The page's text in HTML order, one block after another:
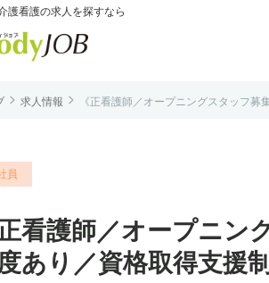
護看護の求人を探すなら
は
 求人情報  《正看護師／オープニングスタッフ
員
正看護師／オープニ
あり／資格取得支援